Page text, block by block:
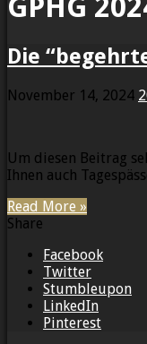
GPHG
Die
November 14, 2024
Um diesen Beitrag
Ihnen auch
Read More »
Share
Facebook
Twitter
Stumbleupon
LinkedIn
Pinterest